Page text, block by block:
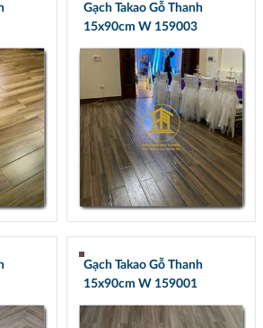
Gạch Takao Gỗ Thanh
15x90cm W 159003
Gạch Takao Gỗ Thanh
15x90cm W 159001